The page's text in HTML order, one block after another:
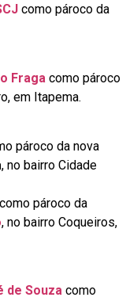
como pároco da
Fraga como pároco
em Itapema.
pároco da nova
, no bairro Cidade
como pároco da
, no bairro Coqueiros,
de Souza como